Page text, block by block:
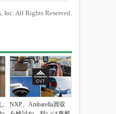
All Rights Reserved.
NXP、Ambarella買収